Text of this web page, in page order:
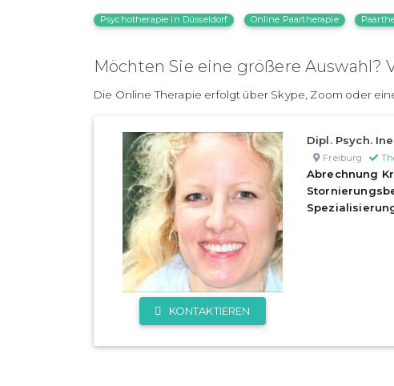
Psychotherapie in Düsseldorf Online Paartherapie
Möchten Sie eine größere Auswahl?
Die Online Therapie erfolgt über Skype, Zoom oder
KONTAKTIEREN
Dipl. Psych.
Freiburg
Abrechnung